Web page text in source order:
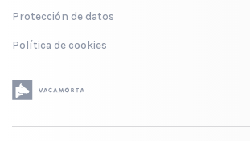
Protección de datos
Política de cookies